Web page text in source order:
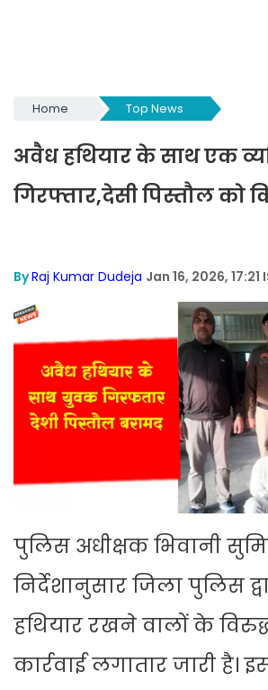
Home Top News
अवैध हथियार के साथ एक
गिरफ्तार,देसी पिस्तौल को
ByRaj Kumar Dudeja Jan 16, 2026, 17:21
पुलिस अधीक्षक भिवानी
निर्देशानुसार जिला पुलिस
हथियार रखने वालों के
कार्रवाई लगातार जारी है।